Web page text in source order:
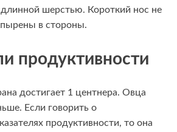
длинной шерстью. Короткий нос не
в стороны.
продуктивности
достигает 1 центнера. Овца
Если говорить о
продуктивности, то она